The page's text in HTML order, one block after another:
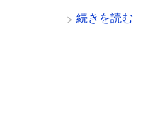
続きを読む